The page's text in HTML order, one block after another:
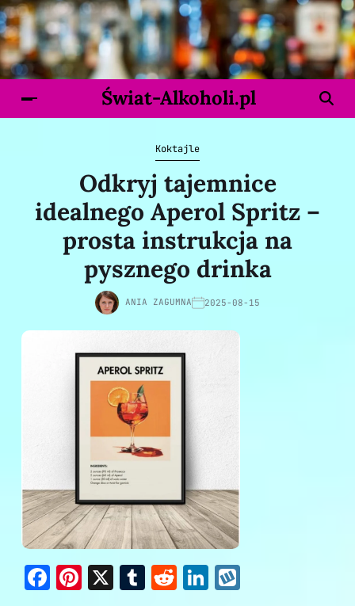
Świat-Alkoholi.pl
Koktajle
Odkryj tajemnice
idealnego Aperol Spritz –
prosta instrukcja na
pysznego drinka
ANIA ZAGUMNA 2025-08-15
F
Pi X
T
R
Li